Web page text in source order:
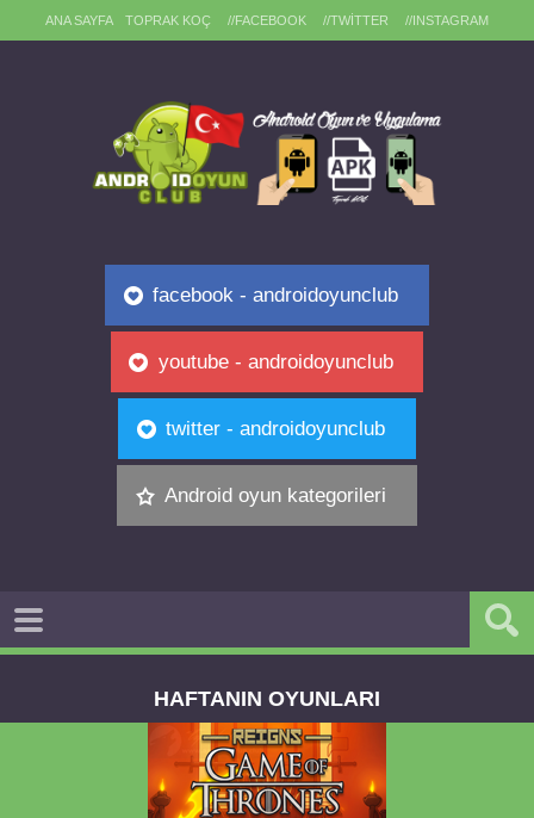
ANA SAYFA TOPRAK KOÇ //FACEBOOK //TWITTER //INSTAGRAM
facebook - androidoyunclub
youtube - androidoyunclub
twitter - androidoyunclub
Android oyun kategorileri
HAFTANIN OYUNLARI